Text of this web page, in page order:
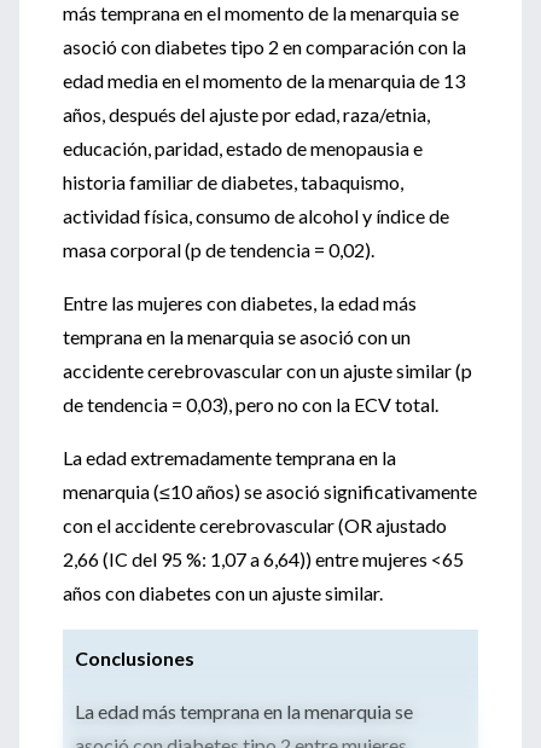
más temprana en el momento de la menarquia se
asoció con diabetes tipo 2 en comparación con la
edad media en el momento de la menarquia de 13
años, después del ajuste por edad, raza/etnia,
educación, paridad, estado de menopausia e
historia familiar de diabetes, tabaquismo,
actividad física, consumo de alcohol y índice de
masa corporal (p de tendencia = 0,02).
Entre las mujeres con diabetes, la edad más
temprana en la menarquia se asoció con un
accidente cerebrovascular con un ajuste similar (p
de tendencia = 0,03), pero no con la ECV total.
La edad extremadamente temprana en la
menarquia (≤10 años) se asoció significativamente
con el accidente cerebrovascular (OR ajustado
2,66 (IC del 95 %: 1,07 a 6,64)) entre mujeres <65
años con diabetes con un ajuste similar.
Conclusiones
La edad más temprana en la menarquia se